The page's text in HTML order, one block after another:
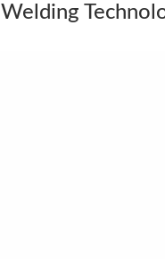
Welding